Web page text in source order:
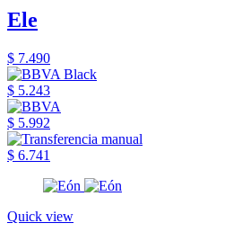
Ele
$ 7.490
$ 5.243
$ 5.992
$ 6.741
Quick view